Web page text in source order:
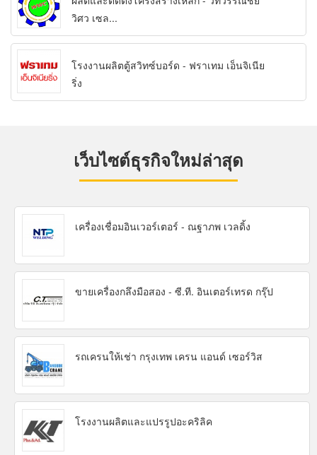
วิศว เซล...
โรงงานผลิตตู้สวิทซ์บอร์ด - ฟราเทม เอ็นจิเนีย
ริ่ง
เว็บไซต์ธุรกิจใหม่ล่าสุด
เครื่องเชื่อมอินเวอร์เตอร์ - ณฐาภพ เวลดิ้ง
ขายเครื่องกลึงมือสอง - ซี.ที. อินเตอร์เทรด กรุ๊ป
รถเครนให้เช่า กรุงเทพ เครน แอนด์ เซอร์วิส
โรงงานผลิตและแปรรูปอะคริลิค